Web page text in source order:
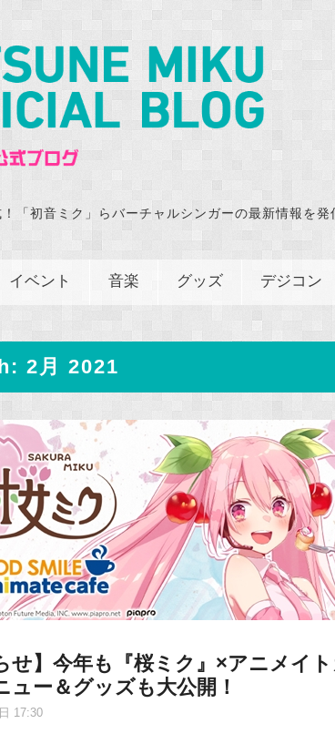
「初音ミク」らバーチャルシンガーの最新情報を発
イベント 音楽 グッズ デジコン
2月 2021
せ】今年も『桜ミク』×アニメイ
ュー＆グッズも大公開！
17:30